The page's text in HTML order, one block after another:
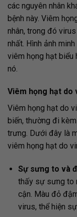
các nguyên nhân
bệnh này. Viêm
nhân, trong đó
nhất. Hình ảnh
viêm họng hạt biểu
nó.
Viêm họng hạt do
Viêm họng hạt do
biến, thường đi
trưng. Dưới đây là
viêm họng hạt do
Sự sưng to và
thấy sự sưng to
cận. Màu đỏ
virus, thể hiện